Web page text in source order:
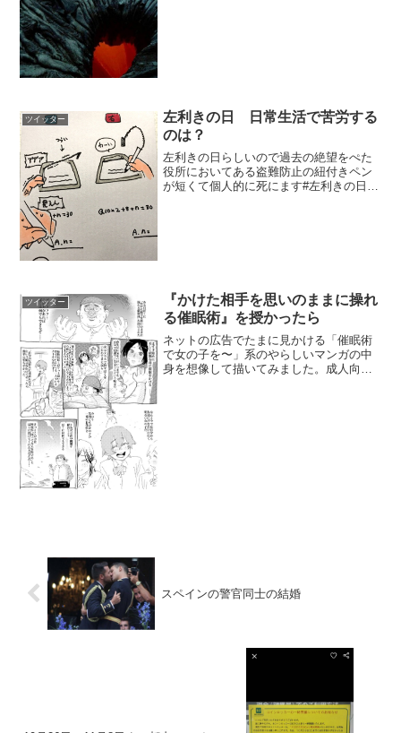
ツイッター
左利きの日 日常生活で苦労する
のは？
左利きの日らしいので過去の絶望をぺた
役所においてある盗難防止の紐付きペン
が短くて個人的に死にます#左利きの日
ツイッター
『かけた相手を思いのままに操れ
る催眠術』を授かったら
ネットの広告でたまに見かける「催眠術
で女の子を〜」系のやらしいマンガの中
身を想像して描いてみました。成人向け
スペインの警官同士の結婚